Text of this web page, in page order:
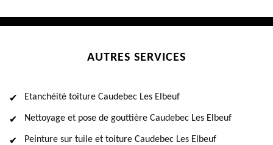
AUTRES SERVICES
Etanchéité toiture Caudebec Les Elbeuf
Nettoyage et pose de gouttière Caudebec Les Elbeuf
Peinture sur tuile et toiture Caudebec Les Elbeuf